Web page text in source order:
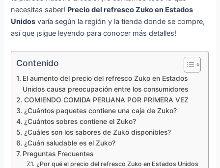
necesitas saber! Precio del refresco Zuko en Estados
Unidos varía según la región y la tienda donde se compre,
así que ¡sigue leyendo para conocer más detalles!
Contenido
El aumento del precio del refresco Zuko en Estados
Unidos causa preocupación entre los consumidores
COMIENDO COMIDA PERUANA POR PRIMERA VEZ
¿Cuántos paquetes contiene una caja de Zuko?
¿Cuántos sobres contiene el Zuko?
¿Cuáles son los sabores de Zuko disponibles?
¿Cuán saludable es el Zuko?
Preguntas Frecuentes
¿Por qué el precio del refresco Zuko en Estados Unidos